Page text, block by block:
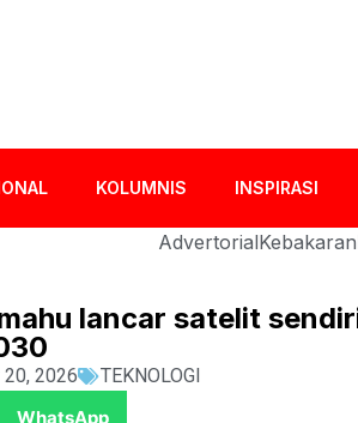
KOLUMNIS INSPIRASI
AdvertorialKebakaran
lancar satelit
20, 2026
TEKNOLOGI
WhatsApp